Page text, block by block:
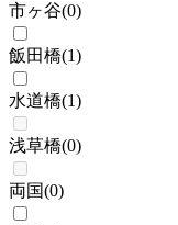
市ヶ谷(0)
飯田橋(1)
水道橋(1)
浅草橋(0)
両国(0)